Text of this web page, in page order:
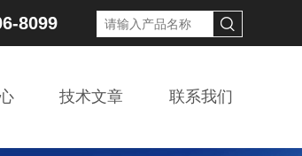
8099
技术文章 联系我们